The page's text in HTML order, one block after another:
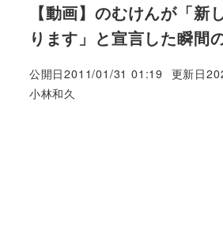
【動画】のむけんが「新
ります」と宣言した瞬間
公開日2011/01/31 01:19 更新日
著
小林和久